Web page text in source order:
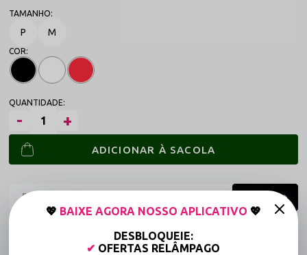
P M
ADICIONAR À SACOLA
Frete grátis a partir de R$149,90 (Varejo)*
💖 BAIXE AGORA NOSSO APLICATIVO 💖
DESBLOQUEIE:
✔ OFERTAS RELÂMPAGO